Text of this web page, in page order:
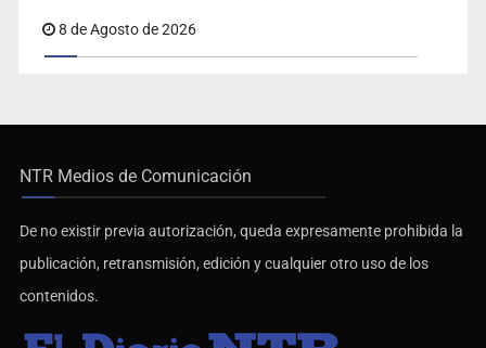
8 de Agosto de 2026
NTR Medios de Comunicación
De no existir previa autorización, queda expresamente prohibida la
publicación, retransmisión, edición y cualquier otro uso de los
contenidos.